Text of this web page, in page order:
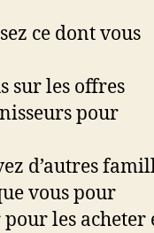
ce dont vous
sur les offres
pour
d’autres
vous pour
les acheter